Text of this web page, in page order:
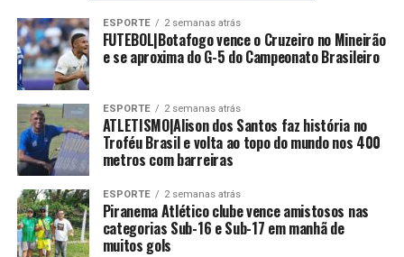
ESPORTE 2 semanas atrás
FUTEBOL|Botafogo vence o Cruzeiro no Mineirão
e se aproxima do G-5 do Campeonato Brasileiro
ESPORTE 2 semanas atrás
ATLETISMO|Alison dos Santos faz história no
Troféu Brasil e volta ao topo do mundo nos 400
metros com barreiras
ESPORTE 2 semanas atrás
Piranema Atlético clube vence amistosos nas
categorias Sub-16 e Sub-17 em manhã de
muitos gols